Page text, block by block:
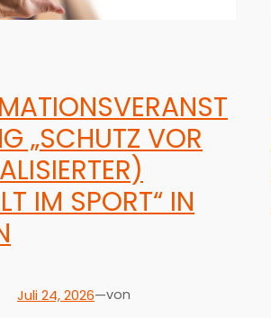
„SCHUTZ VOR
IM SPORT“ IN
Juli 24, 2026—von